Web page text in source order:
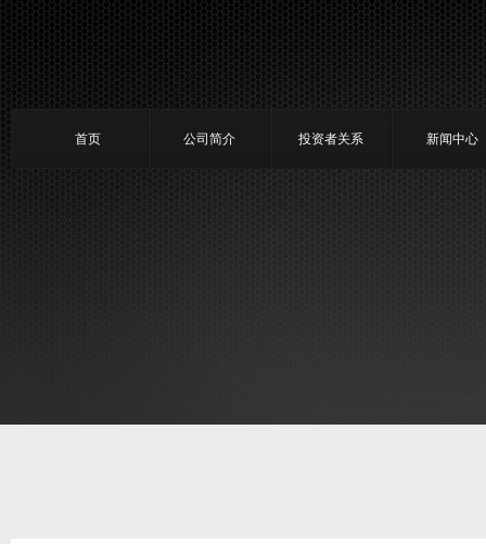
首页 公司简介 投资者关系 新闻中心